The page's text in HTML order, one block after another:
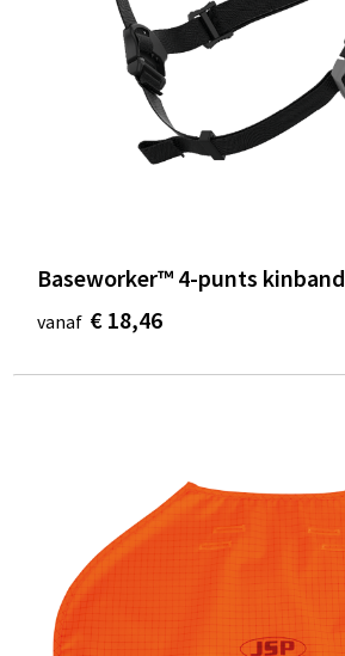
Baseworker™ 4-punts kinband
vanaf € 18,46